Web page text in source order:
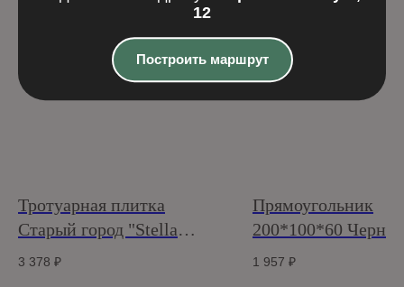
Тротуарная плитка
Старый город "Stella
Nera"
3 378 ₽
Прямоугольник
200*100*60
(верхний прокрас,
1 957 ₽
12
Построить маршрут